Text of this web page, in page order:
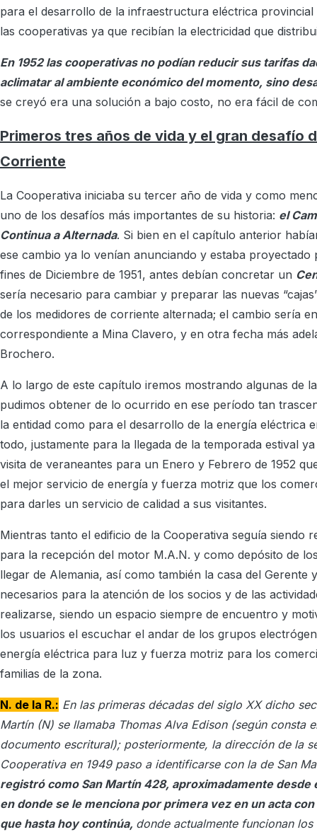
para el desarrollo de la infraestructura eléctrica
las cooperativas ya que recibían la electricidad que
En 1952 las cooperativas no podían reducir sus tarifas
aclimatar al ambiente económico del momento, sino
se creyó era una solución a bajo costo, no era fácil de
Primeros tres años de vida y el gran desafío
Corriente
La Cooperativa iniciaba su tercer año de vida y como
uno de los desafíos más importantes de su historia: el
Continua a Alternada. Si bien en el capítulo anterior
ese cambio ya lo venían anunciando y estaba proyectado
fines de Diciembre de 1951, antes debían concretar un
sería necesario para cambiar y preparar las nuevas
de los medidores de corriente alternada; el cambio sería
correspondiente a Mina Clavero, y en otra fecha más
Brochero.
A lo largo de este capítulo iremos mostrando algunas de
pudimos obtener de lo ocurrido en ese período tan
la entidad como para el desarrollo de la energía eléctrica
todo, justamente para la llegada de la temporada estival
visita de veraneantes para un Enero y Febrero de 1952
el mejor servicio de energía y fuerza motriz que los
para darles un servicio de calidad a sus visitantes.
Mientras tanto el edificio de la Cooperativa seguía siendo
para la recepción del motor M.A.N. y como depósito de
llegar de Alemania, así como también la casa del Gerente
necesarios para la atención de los socios y de las
realizarse, siendo un espacio siempre de encuentro y
los usuarios el escuchar el andar de los grupos
energía eléctrica para luz y fuerza motriz para los
familias de la zona.
N. de la R.: En las primeras décadas del siglo XX dicho
Martín (N) se llamaba Thomas Alva Edison (según consta
documento escritural); posteriormente, la dirección de la
Cooperativa en 1949 paso a identificarse con la de San
registró como San Martín 428, aproximadamente desde
en donde se le menciona por primera vez en un acta
que hasta hoy continúa, donde actualmente funcionan